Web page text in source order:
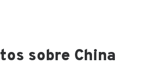
sobre China